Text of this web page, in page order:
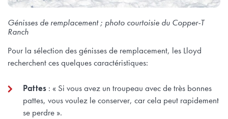
Génisses de remplacement ; photo courtoisie du Copper-T
Ranch
Pour la sélection des génisses de remplacement, les Lloyd
recherchent ces quelques caractéristiques:
Pattes : « Si vous avez un troupeau avec de très bonnes
pattes, vous voulez le conserver, car cela peut rapidement
se perdre ».